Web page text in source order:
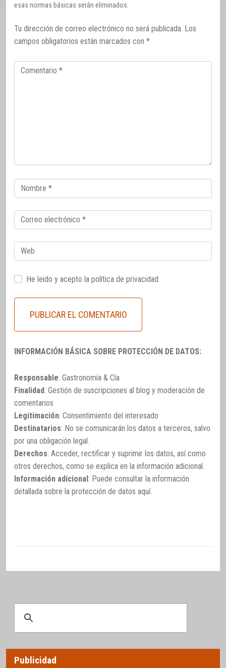
esas normas básicas serán eliminados.
Tu dirección de correo electrónico no será publicada. Los
campos obligatorios están marcados con *
Comentario
Correo
electrónico
Correo
electrónico
Web
He leido y acepto la política de privacidad
INFORMACIÓN BÁSICA SOBRE PROTECCIÓN DE DATOS:
Responsable: Gastronomía & Cía
Finalidad: Gestión de suscripciones al blog y moderación de
comentarios
Legitimación: Consentimiento del interesado
Destinatarios: No se comunicarán los datos a terceros, salvo
por una obligación legal.
Derechos: Acceder, rectificar y suprimir los datos, así como
otros derechos, como se explica en la información adicional.
Información adicional: Puede consultar la información
detallada sobre la protección de datos aquí.
Publicidad